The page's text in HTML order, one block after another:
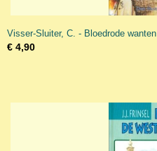
Visser-Sluiter, C. - Bloedrode wanten
€ 4,90